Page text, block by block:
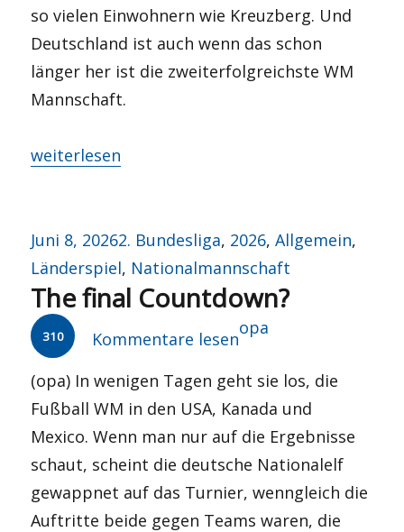
so vielen Einwohnern wie Kreuzberg. Und
Deutschland ist auch wenn das schon
länger her ist die zweiterfolgreichste WM
Mannschaft.
„LIVE: #GERCUR – Groß gegen Mini“
weiterlesen
Veröffentlicht
am
Juni 8, 2026Kategorien
2. Bundesliga, 2026,Allgemein,
Länderspiel, Nationalmannschaft
The final Countdown?
310 Kommentare lesen
Autor
opa
(opa) In wenigen Tagen geht sie los, die
Fußball WM in den USA, Kanada und
Mexico. Wenn man nur auf die Ergebnisse
schaut, scheint die deutsche Nationalelf
gewappnet auf das Turnier, wenngleich die
Auftritte beide gegen Teams waren, die